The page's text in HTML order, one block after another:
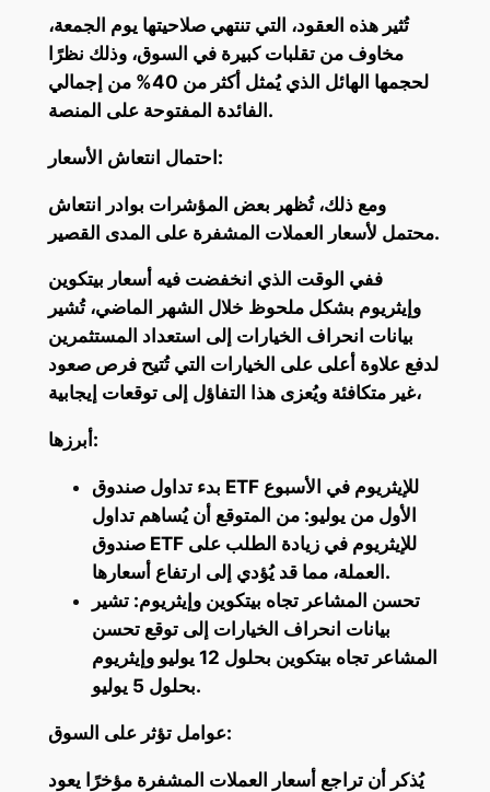
تُثير هذه العقود، التي تنتهي صلاحيتها يوم الجمعة،
مخاوف من تقلبات كبيرة في السوق، وذلك نظرًا
لحجمها الهائل الذي يُمثل أكثر من 40% من إجمالي
الفائدة المفتوحة على المنصة.
احتمال انتعاش الأسعار:
ومع ذلك، تُظهر بعض المؤشرات بوادر انتعاش
محتمل لأسعار العملات المشفرة على المدى القصير.
ففي الوقت الذي انخفضت فيه أسعار بيتكوين
وإيثريوم بشكل ملحوظ خلال الشهر الماضي، تُشير
بيانات انحراف الخيارات إلى استعداد المستثمرين
لدفع علاوة أعلى على الخيارات التي تُتيح فرص صعود
غير متكافئة ويُعزى هذا التفاؤل إلى توقعات إيجابية،
أبرزها:
بدء تداول صندوق ETF للإيثريوم في الأسبوع
الأول من يوليو: من المتوقع أن يُساهم تداول
صندوق ETF للإيثريوم في زيادة الطلب على
العملة، مما قد يُؤدي إلى ارتفاع أسعارها.
تحسن المشاعر تجاه بيتكوين وإيثريوم: تشير
بيانات انحراف الخيارات إلى توقع تحسن
المشاعر تجاه بيتكوين بحلول 12 يوليو وإيثريوم
بحلول 5 يوليو.
عوامل تؤثر على السوق:
يُذكر أن تراجع أسعار العملات المشفرة مؤخرًا يعود